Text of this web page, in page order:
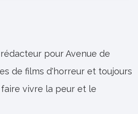
pour Avenue de
de films d'horreur et toujours
vivre la peur et le